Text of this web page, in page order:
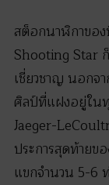
สต็อกนาฬิกาขอ
Shooting Star
เชี่ยวชาญ นอกจ
ศิลป์ที่แฝงอยู่ใน
Jaeger-
ประการสุดท้าย
แขกจำนวน 5-6